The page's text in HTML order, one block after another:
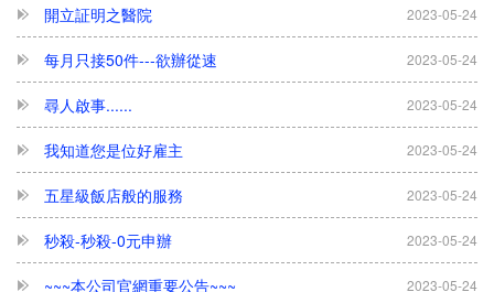
2023-05-24
每月只接50件---欲辦從速
2023-05-24
尋人啟事......
2023-05-24
我知道您是位好雇主
2023-05-24
五星級飯店般的服務
2023-05-24
秒殺-秒殺-0元申辦
2023-05-24
~~~本公司官網重要公告~~~